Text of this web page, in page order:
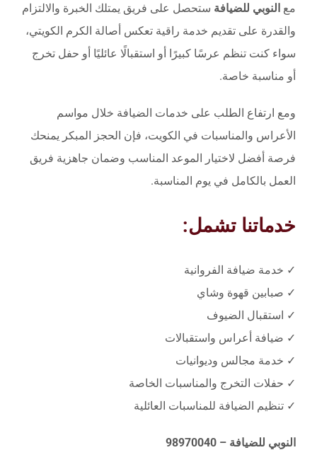
مع النوبي للضيافة ستحصل على فريق يمتلك الخبرة والالتزام
والقدرة على تقديم خدمة راقية تعكس أصالة الكرم الكويتي،
سواء كنت تنظم عرسًا كبيرًا أو استقبالًا عائليًا أو حفل تخرج
أو مناسبة خاصة.
ومع ارتفاع الطلب على خدمات الضيافة خلال مواسم
الأعراس والمناسبات في الكويت، فإن الحجز المبكر يمنحك
فرصة أفضل لاختيار الموعد المناسب وضمان جاهزية فريق
العمل بالكامل في يوم المناسبة.
خدماتنا تشمل:
✓ خدمة ضيافة الفروانية
✓ صبابين قهوة وشاي
✓ استقبال الضيوف
✓ ضيافة أعراس واستقبالات
✓ خدمة مجالس وديوانيات
✓ حفلات التخرج والمناسبات الخاصة
✓ تنظيم الضيافة للمناسبات العائلية
النوبي للضيافة – 98970040